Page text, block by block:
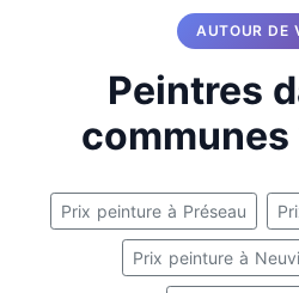
AUTOUR DE
Peintres
Prix peinture à Préseau
Prix peinture à